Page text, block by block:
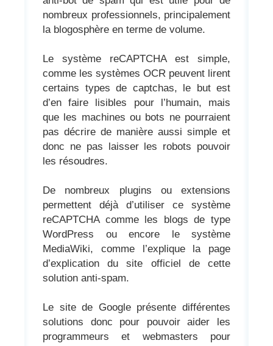
nombreux professionnels, principalement
la blogosphère en terme de volume.
Le système reCAPTCHA est simple,
comme les systèmes OCR peuvent lirent
certains types de captchas, le but est
d’en faire lisibles pour l’humain, mais
que les machines ou bots ne pourraient
pas décrire de manière aussi simple et
donc ne pas laisser les robots pouvoir
les résoudres.
De nombreux plugins ou extensions
permettent déjà d’utiliser ce système
reCAPTCHA comme les blogs de type
WordPress ou encore le système
MediaWiki, comme l’explique la page
d’explication du site officiel de cette
solution anti-spam.
Le site de Google présente différentes
solutions donc pour pouvoir aider les
programmeurs et webmasters pour